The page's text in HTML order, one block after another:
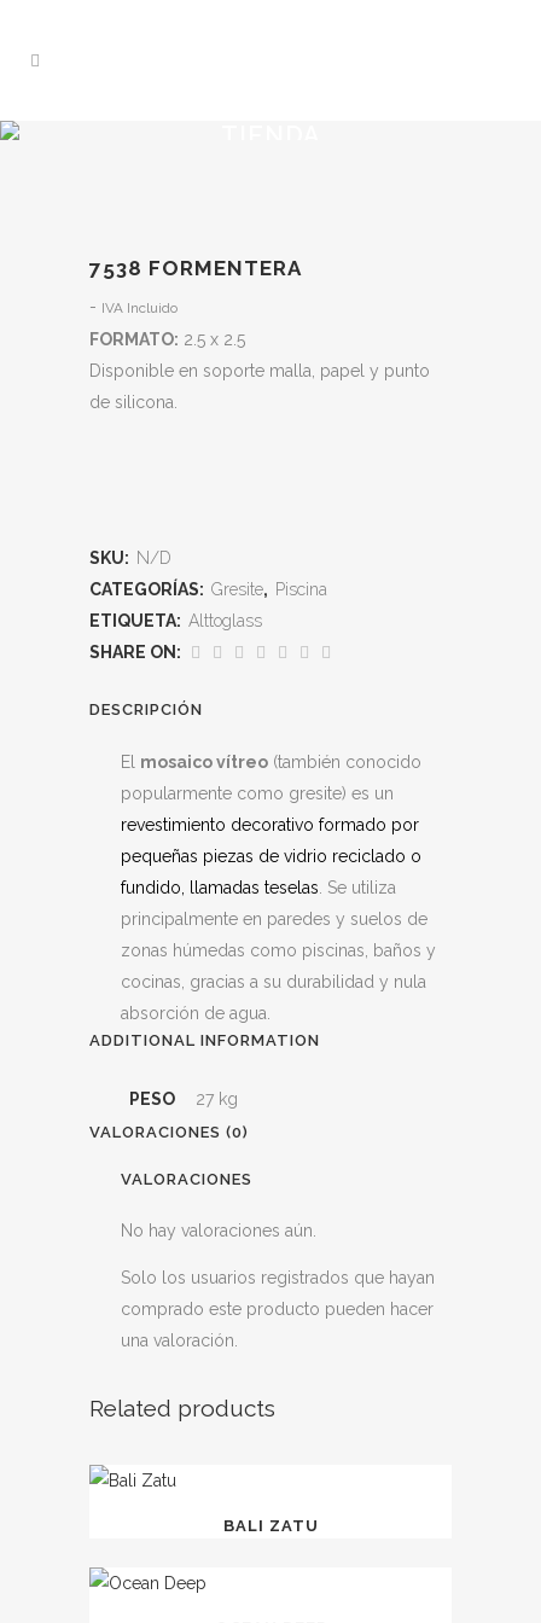
7538 FORMENTERA
- Rango
de
precios:
desde
IVA Incluido
FORMATO: 2.5 x 2.5
Disponible en soporte malla, papel y punto
de silicona.
SKU: N/D
CATEGORÍAS: Gresite, Piscina
ETIQUETA: Alttoglass
SHARE ON:
DESCRIPCIÓN
El mosaico vítreo (también conocido
popularmente como gresite) es un
revestimiento decorativo formado por
pequeñas piezas de vidrio reciclado o
fundido, llamadas teselas . Se utiliza
principalmente en paredes y suelos de
zonas húmedas como piscinas, baños y
cocinas, gracias a su durabilidad y nula
absorción de agua.
ADDITIONAL INFORMATION
PESO 27 kg
VALORACIONES (0)
VALORACIONES
No hay valoraciones aún.
Solo los usuarios registrados que hayan
comprado este producto pueden hacer
una valoración.
Related products
BALI ZATU